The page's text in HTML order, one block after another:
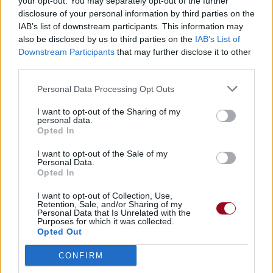
disclosure of your personal information by third parties on the
IAB’s list of downstream participants. This information may
also be disclosed by us to third parties on the IAB’s List of
Downstream Participants that may further disclose it to other
Personal Data Processing Opt Outs
I want to opt-out of the Sharing of my
personal data.
Opted In
I want to opt-out of the Sale of my
Personal Data.
Opted In
I want to opt-out of Collection, Use,
Retention, Sale, and/or Sharing of my
Personal Data that Is Unrelated with the
Purposes for which it was collected.
Opted Out
CONFIRM